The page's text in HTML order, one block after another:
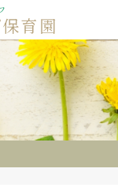
育園